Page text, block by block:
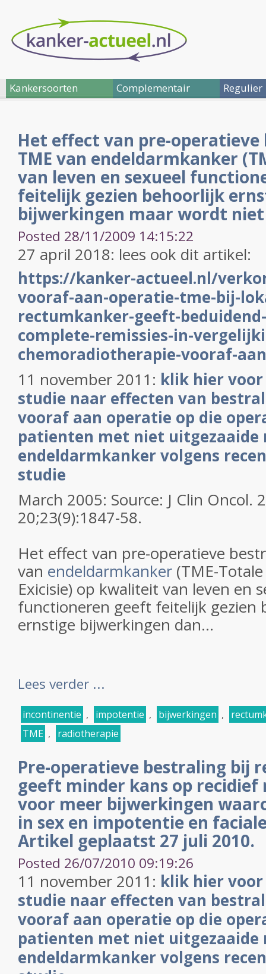
Kankersoorten Complementair Regulier
Het effect van pre-
TME van endeldarmkanker
van leven en sexueel
feitelijk gezien behoorlijk
bijwerkingen maar wordt
Posted 28/11/2009 14:15:22
27 april 2018: lees ook dit artikel:
https://kanker-actueel.nl/
vooraf-aan-operatie-tme-bij-
rectumkanker-geeft-
complete-remissies-in-
chemoradiotherapie-vooraf-
11 november 2011: klik hier
studie naar effecten van
vooraf aan operatie op die
patienten met niet uitgezaaide
endeldarmkanker volgens
studie
March 2005: Source: J Clin Oncol.
20;23(9):1847-58.
Het effect van pre-operatieve
van endeldarmkanker (TME-
Exicisie) op kwaliteit van leven en
functioneren geeft feitelijk gezien
ernstige bijwerkingen dan...
Lees verder ...
incontinentie , impotentie , bijwerkingen ,
TME , radiotherapie
Pre-operatieve bestraling bij
geeft minder kans op
voor meer bijwerkingen
in sex en impotentie en
Artikel geplaatst 27 juli 2010.
Posted 26/07/2010 09:19:26
11 november 2011: klik hier
studie naar effecten van
vooraf aan operatie op die
patienten met niet uitgezaaide
endeldarmkanker volgens